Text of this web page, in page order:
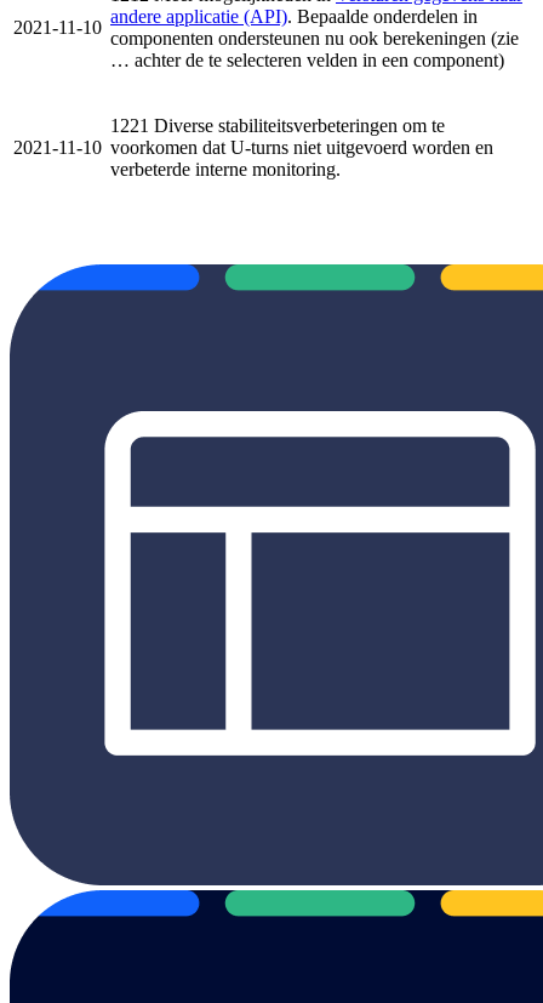
2021-11-10
andere applicatie (API). Bepaalde onderdelen in
componenten ondersteunen nu ook berekeningen (zie
… achter de te selecteren velden in een component)
2021-11-10
1221 Diverse stabiliteitsverbeteringen om te
voorkomen dat U-turns niet uitgevoerd worden en
verbeterde interne monitoring.